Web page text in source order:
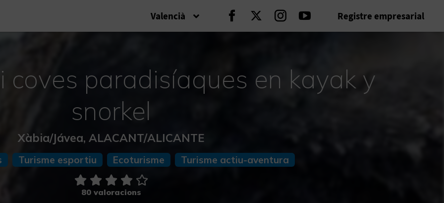
Valencià Seguir en Facebook
Seguir en Twitter
Seguir en Instagram
Seguir en Youtube
Registre empresarial
coves paradisíaques en kayak y
snorkel
Xàbia/Jávea, ALACANT/ALICANTE
Turisme esportiu Ecoturisme Turisme actiu-aventura
80 valoracions